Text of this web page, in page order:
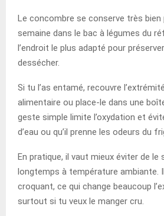
Le concombre se conserve très bien
semaine dans le bac à légumes du
l’endroit le plus adapté pour
dessécher.
Si tu l’as entamé, recouvre
alimentaire ou place-le dans une
geste simple limite l’oxydation et
d’eau ou qu’il prenne les odeurs du
En pratique, il vaut mieux éviter de le
longtemps à température ambiante.
croquant, ce qui change beaucoup
surtout si tu veux le manger cru.